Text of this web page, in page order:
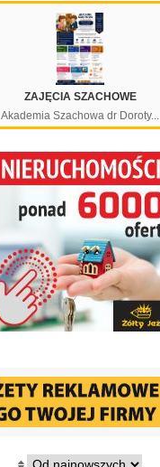
ZAJĘCIA SZACHOWE
Akademia Szachowa dr Doroty...